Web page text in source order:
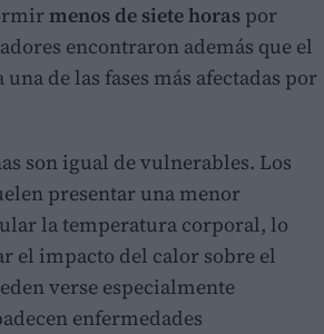
menos de siete horas por
encontraron además que el
de las fases más afectadas por
son igual de vulnerables. Los
presentar una menor
la temperatura corporal, lo
el impacto del calor sobre el
verse especialmente
enfermedades